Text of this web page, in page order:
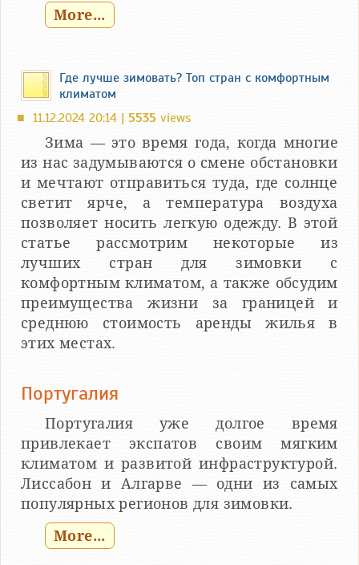
More...
Где лучше зимовать? Топ стран с комфортным
климатом
■ 11.12.2024 20:14 | 5535 views
Зима — это время года, когда многие
из нас задумываются о смене обстановки
и мечтают отправиться туда, где солнце
светит ярче, а температура воздуха
позволяет носить легкую одежду. В этой
статье рассмотрим некоторые из
лучших стран для зимовки с
комфортным климатом, а также обсудим
преимущества жизни за границей и
среднюю стоимость аренды жилья в
этих местах.
Португалия
Португалия уже долгое время
привлекает экспатов своим мягким
климатом и развитой инфраструктурой.
Лиссабон и Алгарве — одни из самых
популярных регионов для зимовки.
More...